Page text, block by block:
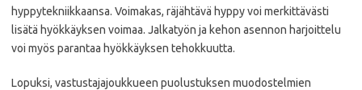
hyppytekniikkaansa. Voimakas, räjähtävä hyppy voi merkittävästi
lisätä hyökkäyksen voimaa. Jalkatyön ja kehon asennon harjoittelu
voi myös parantaa hyökkäyksen tehokkuutta.
Lopuksi, vastustajajoukkueen puolustuksen muodostelmien